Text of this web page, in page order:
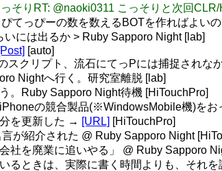
そりRT: @naoki0311 こっそりと次回
てっぴーの数を数えるBOTを作ればよい
いには出るか > Ruby Sapporo Night [lab]
[auto]
スクリプト、流石にてっPには捕捉されな
Nightへ行く。研究室離脱 [lab]
。Ruby Sapporo Night待機 [HiTouchPro]
の競合製品(※WindowsMobile機)をお
を更新した → [URL] [HiTouchPro]
が紹介された @ Ruby Sapporo Night
社を廃業に追いやる」 @ Ruby Sapporo
るときは、実際に書く時間よりも、それ